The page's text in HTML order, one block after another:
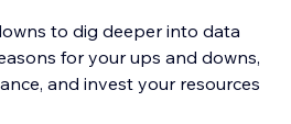
to dig deeper into data
for your ups and downs,
and invest your resources